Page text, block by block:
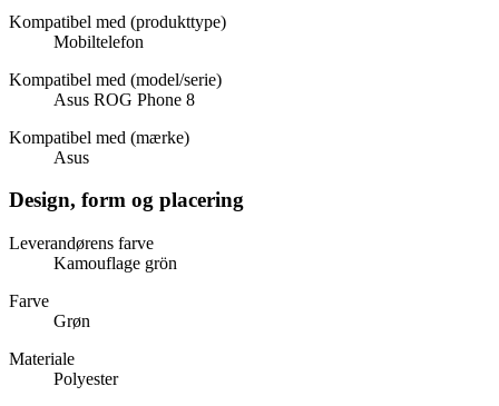
Kompatibel med (produkttype)
Mobiltelefon
Kompatibel med (model/serie)
Asus ROG Phone 8
Kompatibel med (mærke)
Asus
Design, form og placering
Leverandørens farve
Kamouflage grön
Farve
Grøn
Materiale
Polyester